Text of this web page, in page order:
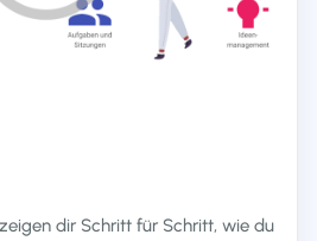
dir Schritt für Schritt, wie du